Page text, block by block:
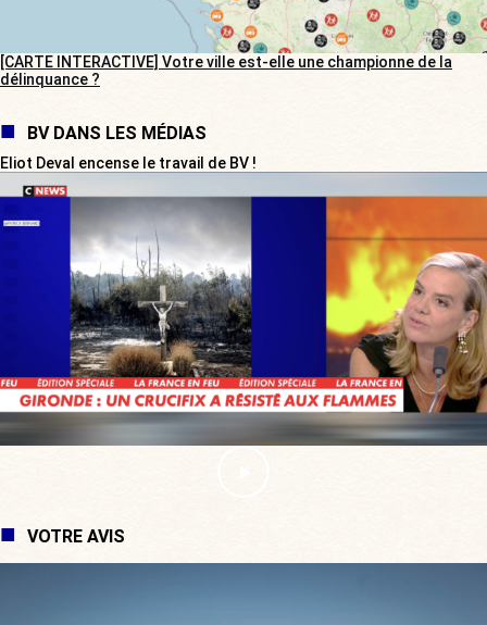
[CARTE INTERACTIVE] Votre ville est-elle une championne de la
délinquance ?
BV DANS LES MÉDIAS
Eliot Deval encense le travail de BV !
VOTRE AVIS